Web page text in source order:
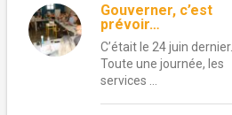
Gouverner, c’est
prévoir…
C’était le 24 juin dernier.
Toute une journée, les
services …